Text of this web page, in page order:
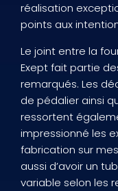
réalisation
points aux
Le joint entre la
Exept fait partie
remarqués. Les
de pédalier ainsi
ressortent
impressionné les
fabrication sur
aussi d’avoir un
variable selon les